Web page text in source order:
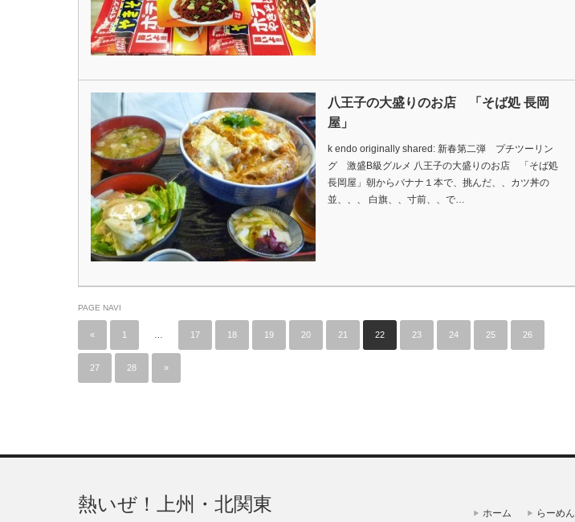
八王子の大盛りのお店 「そば処 長岡
屋」
k endo originally shared: 新春第二弾 プチツーリン
グ 激盛B級グルメ 八王子の大盛りのお店 「そば処
長岡屋」朝からバナナ１本で、挑んだ、、カツ丼の
並、、、 白旗、、寸前、、で…
PAGE NAVI
« 1 17 18 19 20 21 22 23 24 25 26
27 28 »
熱いぜ！上州・北関東 ホーム らーめん